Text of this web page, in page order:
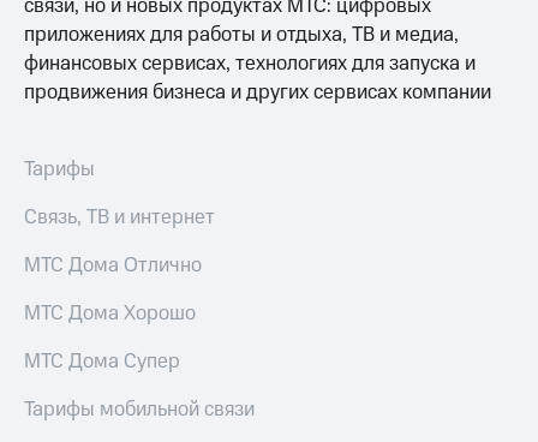
связи, но и новых продуктах МТС: цифровых
приложениях для работы и отдыха, ТВ и медиа,
финансовых сервисах, технологиях для запуска и
продвижения бизнеса и других сервисах компании
Тарифы
Связь, ТВ и интернет
МТС Дома Отлично
МТС Дома Хорошо
МТС Дома Супер
Тарифы мобильной связи